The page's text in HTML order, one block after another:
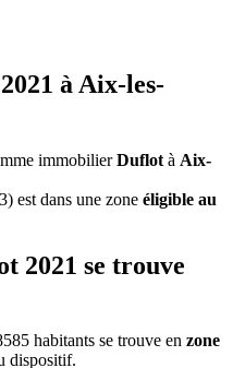
à Aix-les-
immobilierDuflot à Aix-
est dans une zone éligible au
2021 se trouve
habitants se trouve en zone
dispositif.